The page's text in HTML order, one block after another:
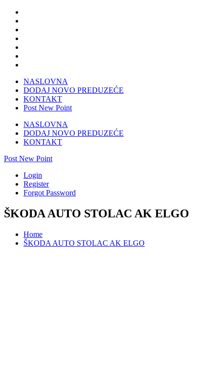
NASLOVNA
DODAJ NOVO PREDUZEĆE
KONTAKT
Post New Point
NASLOVNA
DODAJ NOVO PREDUZEĆE
KONTAKT
Post New Point
Login
Register
Forgot Password
ŠKODA AUTO STOLAC AK ELGO
Home
ŠKODA AUTO STOLAC AK ELGO